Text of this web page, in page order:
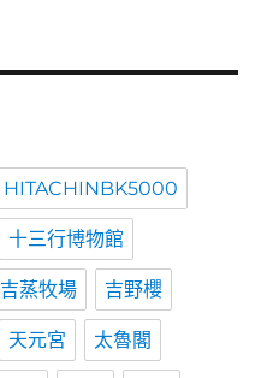
HITACHINBK5000
十三行博物館
吉蒸牧場 吉野櫻
天元宮 太魯閣